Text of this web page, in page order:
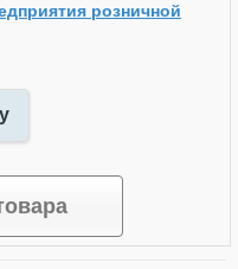
розничной